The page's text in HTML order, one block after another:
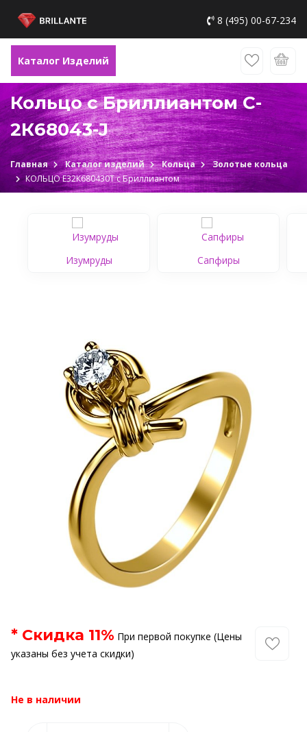
8 (495) 00-67-234
Каталог Изделий
Кольцо с Бриллиантом C-
2К68043-J
Главная Каталог изделий Кольца
Золотые кольца
КОЛЬЦО Е32К680430Т c Бриллиантом
Изумруды Сапфиры
* Скидка 11% При первой покупке (Цены
указаны без учета скидки)
Не в наличии